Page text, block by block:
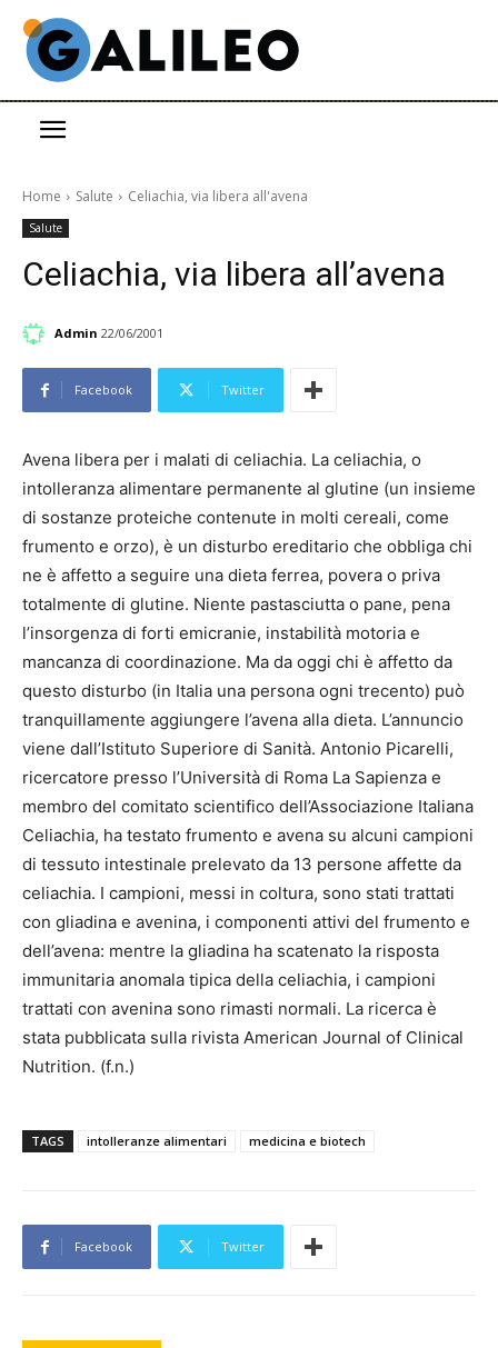
Home Salute Celiachia, via libera all'avena
Salute
Celiachia, via libera all’avena
Admin 22/06/2001
Facebook Twitter
Avena libera per i malati di celiachia. La celiachia, o
intolleranza alimentare permanente al glutine (un insieme
di sostanze proteiche contenute in molti cereali, come
frumento e orzo), è un disturbo ereditario che obbliga chi
ne è affetto a seguire una dieta ferrea, povera o priva
totalmente di glutine. Niente pastasciutta o pane, pena
l’insorgenza di forti emicranie, instabilità motoria e
mancanza di coordinazione. Ma da oggi chi è affetto da
questo disturbo (in Italia una persona ogni trecento) può
tranquillamente aggiungere l’avena alla dieta. L’annuncio
viene dall’Istituto Superiore di Sanità. Antonio Picarelli,
ricercatore presso l’Università di Roma La Sapienza e
membro del comitato scientifico dell’Associazione Italiana
Celiachia, ha testato frumento e avena su alcuni campioni
di tessuto intestinale prelevato da 13 persone affette da
celiachia. I campioni, messi in coltura, sono stati trattati
con gliadina e avenina, i componenti attivi del frumento e
dell’avena: mentre la gliadina ha scatenato la risposta
immunitaria anomala tipica della celiachia, i campioni
trattati con avenina sono rimasti normali. La ricerca è
stata pubblicata sulla rivista American Journal of Clinical
Nutrition. (f.n.)
TAGS intolleranze alimentari medicina e biotech
Facebook Twitter